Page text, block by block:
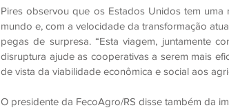
Pires observou que os Estados Unidos tem
mundo e, com a velocidade da transformação
pegas de surpresa. “Esta viagem, juntamente
disruptura ajude as cooperativas a serem mais
de vista da viabilidade econômica e social aos
O presidente da FecoAgro/RS disse também da